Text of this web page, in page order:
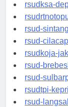
rsudksa-
rsud-
rsud-
rsudkoja-
rsud-
rsud-
rsudtpi-